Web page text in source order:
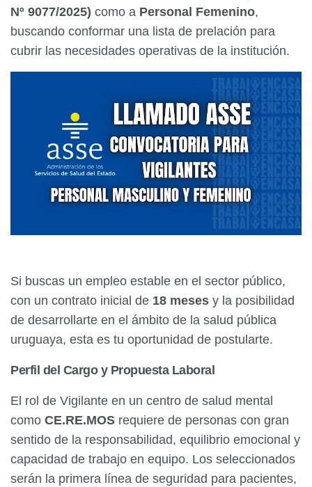
Nº 9077/2025) como a Personal Femenino,
buscando conformar una lista de prelación para
cubrir las necesidades operativas de la institución.
Si buscas un empleo estable en el sector público,
con un contrato inicial de 18 meses y la posibilidad
de desarrollarte en el ámbito de la salud pública
uruguaya, esta es tu oportunidad de postularte.
Perfil del Cargo y Propuesta Laboral
El rol de Vigilante en un centro de salud mental
como CE.RE.MOS requiere de personas con gran
sentido de la responsabilidad, equilibrio emocional y
capacidad de trabajo en equipo. Los seleccionados
serán la primera línea de seguridad para pacientes,